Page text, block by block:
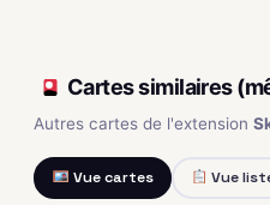
Cartes similaires
Autres cartes de l'extension
Vue cartes Vue